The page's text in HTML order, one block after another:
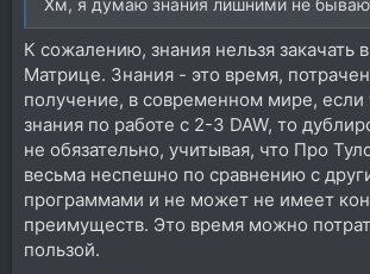
К сожалению, знания нельзя закачать
Матрице. Знания - это время,
получение, в современном мире, если
знания по работе с 2-3 DAW, то
не обязательно, учитывая, что Про
весьма неспешно по сравнению с
программами и не может не имеет
преимуществ. Это время можно
пользой.